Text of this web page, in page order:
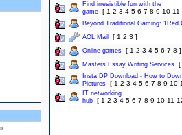
Find irresistible fun with the
game
[ 1 2 3 4 5 6 7 8 9 10 11
Beyond Traditional Gaming: 1Red
AOL Mail
[ 1 2 3 ]
Online games [ 1 2 3 4 5 6 7 8 ]
Masters Essay Writing Services [
Insta DP Download - How to
Pictures
[ 1 2 3 4 5 6 7 8 9 10
IT networking
hub
[ 1 2 3 4 5 6 7 8 9 10 11